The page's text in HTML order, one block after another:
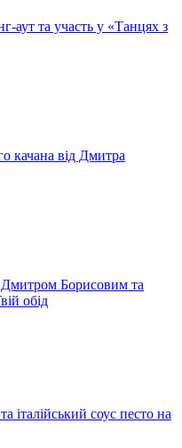
аут та участь у «Танцях з
качана від Дмитра
Дмитром Борисовим та
обід
італійський соус песто на